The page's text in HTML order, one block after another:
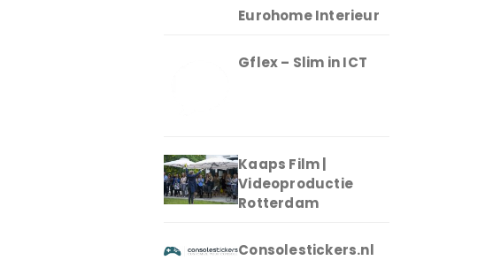
Eurohome Interieur
Gflex – Slim in ICT
Kaaps Film |
Videoproductie
Rotterdam
Consolestickers.nl